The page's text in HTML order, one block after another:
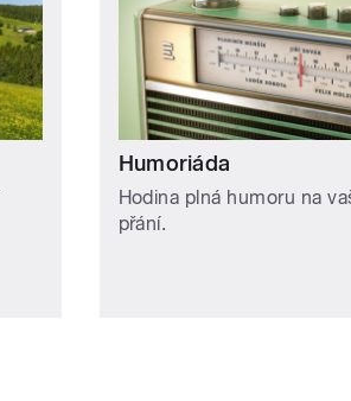
Humoriáda
Hodina plná humoru na
přání.